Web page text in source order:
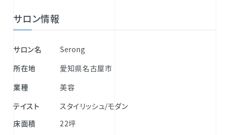
サロン情報
サロン名
Serong
所在地
愛知県名古屋市
業種
美容
テイスト
スタイリッシュ/モダン
床面積
22坪